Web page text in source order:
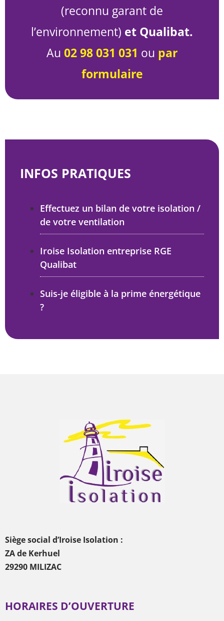
(reconnu garant de
l’environnement) et Qualibat.
Au 02 98 031 031 ou par
formulaire
INFOS PRATIQUES
Effectuez un bilan de votre isolation /
de votre ventilation
Iroise Isolation entreprise RGE
Qualibat
Suis-je éligible à la prime énergétique
?
Siège social d’Iroise Isolation :
ZA de Kerhuel
29290 MILIZAC
HORAIRES D’OUVERTURE